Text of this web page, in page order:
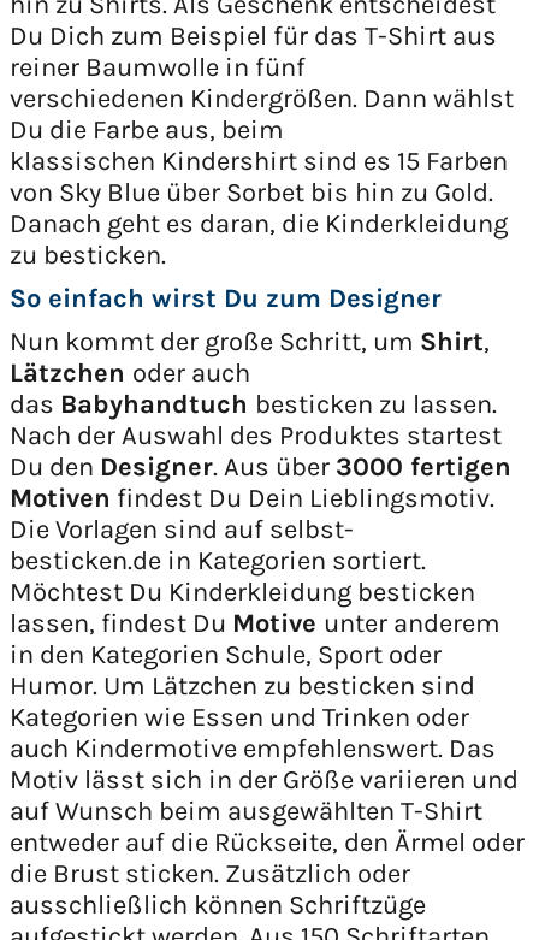
Du Dich zum Beispiel für das T-Shirt aus
reiner Baumwolle in fünf
verschiedenen Kindergrößen. Dann wählst
Du die Farbe aus, beim
klassischen Kindershirt sind es 15 Farben
von Sky Blue über Sorbet bis hin zu Gold.
Danach geht es daran, die Kinderkleidung
zu besticken.
So einfach wirst Du zum Designer
Nun kommt der große Schritt, um Shirt,
Lätzchen oder auch
das Babyhandtuch besticken zu lassen.
Nach der Auswahl des Produktes startest
Du den Designer. Aus über 3000 fertigen
Motiven findest Du Dein Lieblingsmotiv.
Die Vorlagen sind auf selbst-
besticken.de in Kategorien sortiert.
Möchtest Du Kinderkleidung besticken
lassen, findest Du Motive unter anderem
in den Kategorien Schule, Sport oder
Humor. Um Lätzchen zu besticken sind
Kategorien wie Essen und Trinken oder
auch Kindermotive empfehlenswert. Das
Motiv lässt sich in der Größe variieren und
auf Wunsch beim ausgewählten T-Shirt
entweder auf die Rückseite, den Ärmel oder
die Brust sticken. Zusätzlich oder
ausschließlich können Schriftzüge